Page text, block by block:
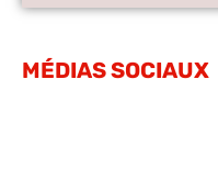
MÉDIAS SOCIAUX